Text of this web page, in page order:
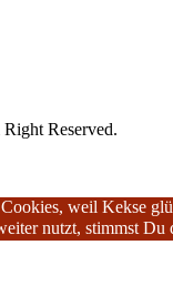
Reserved.
weil Kekse
nutzt, stimmst Du